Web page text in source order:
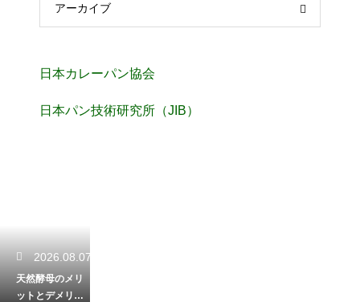
アーカイブ
日本カレーパン協会
日本パン技術研究所（JIB）
2026.08.07
天然酵母のメリ
ットとデメリッ